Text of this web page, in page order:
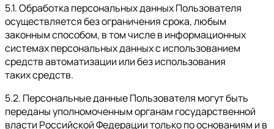
5.1. Обработка персональных данных Пользователя
осуществляется без ограничения срока, любым
законным способом, в том числе в информационных
системах персональных данных с использованием
средств автоматизации или без использования
таких средств.
5.2. Персональные данные Пользователя могут быть
переданы уполномоченным органам государственной
власти Российской Федерации только по основаниям и в